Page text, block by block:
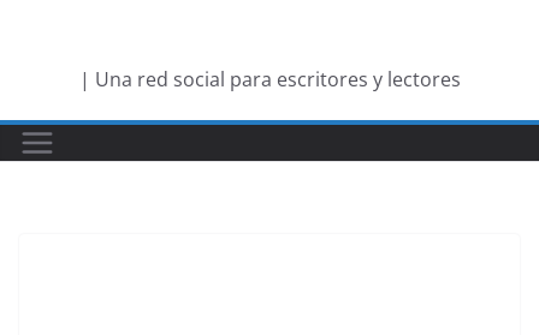
| Una red social para escritores y lectores